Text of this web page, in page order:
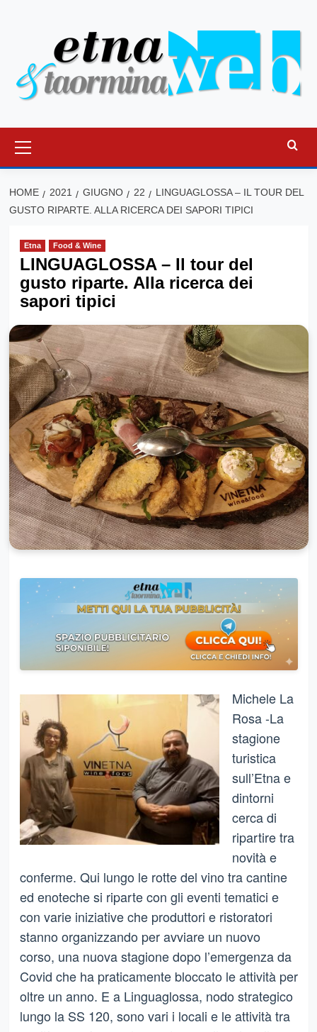
principale
HOME 2021 GIUGNO 22
LINGUAGLOSSA – IL TOUR DEL
GUSTO RIPARTE. ALLA RICERCA DEI SAPORI TIPICI
Etna Food & Wine
LINGUAGLOSSA – Il tour del
gusto riparte. Alla ricerca dei
sapori tipici
Michele La
Rosa -La
stagione
turistica
sull’Etna e
dintorni
cerca di
ripartire tra
novità e
conferme. Qui lungo le rotte del vino tra cantine
ed enoteche si riparte con gli eventi tematici e
con varie iniziative che produttori e ristoratori
stanno organizzando per avviare un nuovo
corso, una nuova stagione dopo l’emergenza da
Covid che ha praticamente bloccato le attività per
oltre un anno. E a Linguaglossa, nodo strategico
lungo la SS 120, sono vari i locali e le attività tra